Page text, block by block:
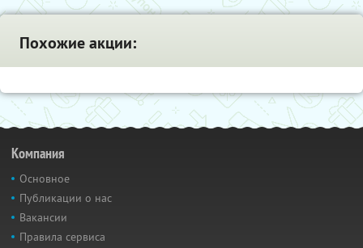
Похожие акции:
Компания
Основное
Публикации о нас
Вакансии
Правила сервиса